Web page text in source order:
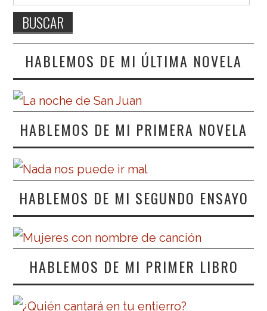
HABLEMOS DE MI ÚLTIMA NOVELA
HABLEMOS DE MI PRIMERA NOVELA
HABLEMOS DE MI SEGUNDO ENSAYO
HABLEMOS DE MI PRIMER LIBRO